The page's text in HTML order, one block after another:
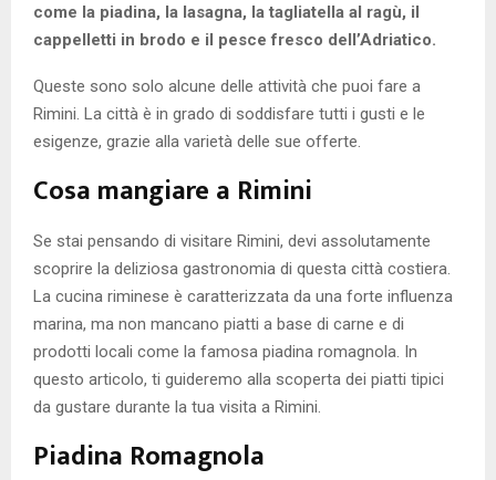
come la piadina, la lasagna, la tagliatella al ragù, il
cappelletti in brodo e il pesce fresco dell’Adriatico.
Queste sono solo alcune delle attività che puoi fare a
Rimini. La città è in grado di soddisfare tutti i gusti e le
esigenze, grazie alla varietà delle sue offerte.
Cosa mangiare a Rimini
Se stai pensando di visitare Rimini, devi assolutamente
scoprire la deliziosa gastronomia di questa città costiera.
La cucina riminese è caratterizzata da una forte influenza
marina, ma non mancano piatti a base di carne e di
prodotti locali come la famosa piadina romagnola. In
questo articolo, ti guideremo alla scoperta dei piatti tipici
da gustare durante la tua visita a Rimini.
Piadina Romagnola